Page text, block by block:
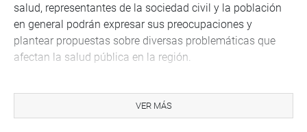
salud, representantes de la sociedad civil y la población
en general podrán expresar sus preocupaciones y
plantear propuestas sobre diversas problemáticas que
afectan la salud pública en la región.
Infraestructura hospitalaria: situación actual y
VER MÁS